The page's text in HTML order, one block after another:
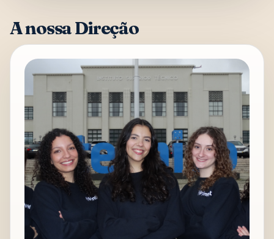
A nossa Direção